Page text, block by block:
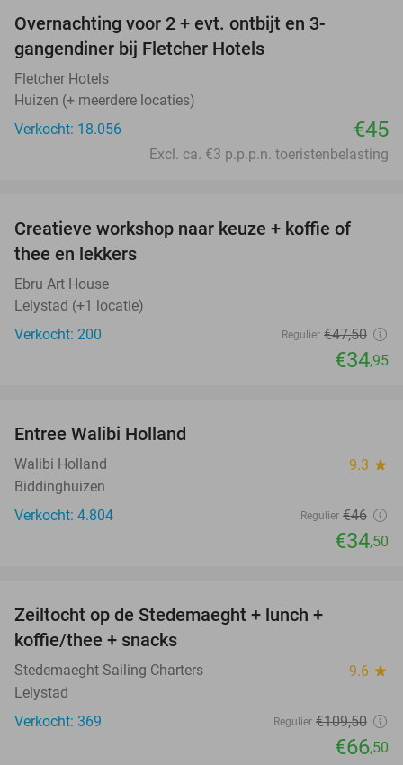
Overnachting voor 2 + evt. ontbijt en 3-
gangendiner bij Fletcher Hotels
Fletcher Hotels
Huizen (+ meerdere locaties)
Verkocht: 18.056
€45
Excl. ca. €3 p.p.p.n. toeristenbelasting
26%
Creatieve workshop naar keuze + koffie of
thee en lekkers
Ebru Art House
Lelystad (+1 locatie)
Verkocht: 200
Regulier €47,50
€34,95
Entree Walibi Holland
Walibi Holland 9.3 star
Biddinghuizen
Verkocht: 4.804
Regulier €46
€34,50
Zeiltocht op de Stedemaeght + lunch +
koffie/thee + snacks
Stedemaeght Sailing Charters 9.6 star
Lelystad
Verkocht: 369
Regulier €109,50
€66,50